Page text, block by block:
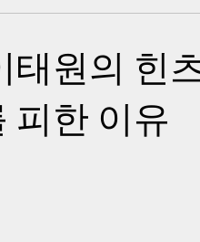
원의 힌
피한 이유